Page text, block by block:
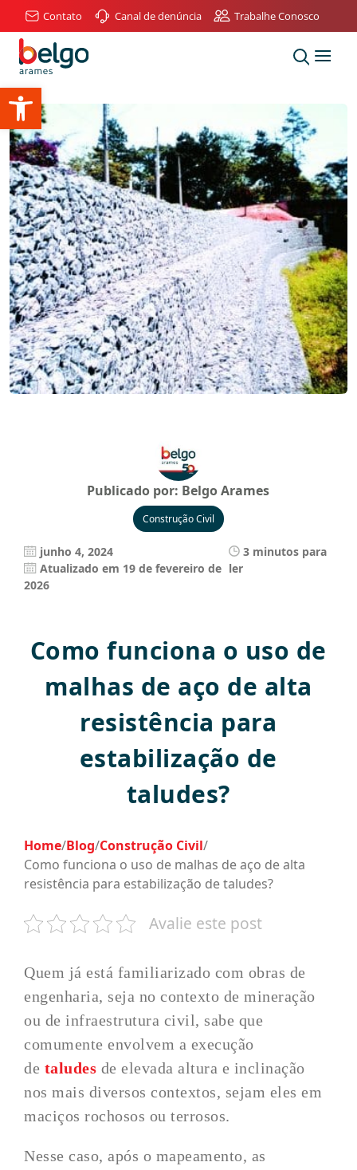
Abrir a barra de ferramentas
Contato Canal de denúncia Trabalhe Conosco
Publicado por: Belgo Arames
Construção Civil
junho 4, 2024
Atualizado em 19 de fevereiro de
2026
3 minutos para
ler
Como funciona o uso de
malhas de aço de alta
resistência para
estabilização de
taludes?
Home/Blog/Construção Civil/
Como funciona o uso de malhas de aço de alta
resistência para estabilização de taludes?
Avalie este post
Quem já está familiarizado com obras de
engenharia, seja no contexto de mineração
ou de infraestrutura civil, sabe que
comumente envolvem a execução
de taludes de elevada altura e inclinação
nos mais diversos contextos, sejam eles em
maciços rochosos ou terrosos.
Nesse caso, após o mapeamento, as